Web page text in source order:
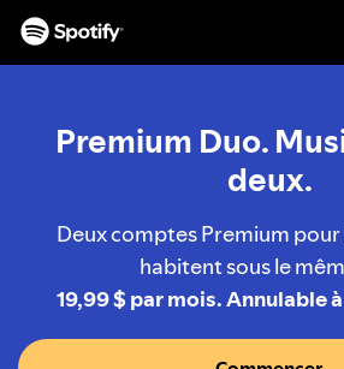
Premium Duo.
deux.
Deux comptes Premium pour
habitent sous le
19,99 $ par mois. Annulable